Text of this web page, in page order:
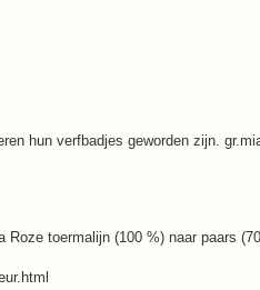
hun verfbadjes geworden zijn.
toermalijn (100 %) naar paars